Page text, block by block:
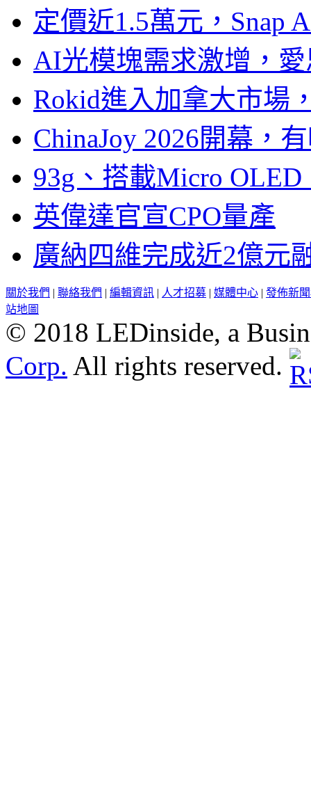
定價近1.5萬元，Snap
AI光模塊需求激增，
Rokid進入加拿大市場
ChinaJoy 2026開幕，
93g、搭載Micro
英偉達官宣CPO量產
廣納四維完成近2億元
關於我們 | 聯絡我們 | 編輯資訊 | 人才招募 | 媒體中心 | 發佈新
站地圖
© 2018 LEDinside, a
Corp. All rights reserved.